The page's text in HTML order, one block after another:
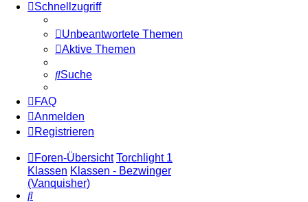
Schnellzugriff
Unbeantwortete Themen
Aktive Themen
Suche
FAQ
Anmelden
Registrieren
Foren-Übersicht Torchlight 1
Klassen Klassen - Bezwinger
(Vanquisher)
Suche